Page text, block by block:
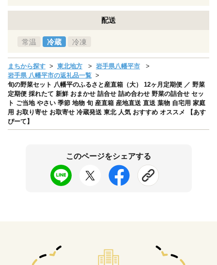
配送
常温 冷蔵 冷凍
まちから探す 東北地方
岩手県八幡平市
岩手県 八幡平市の返礼品一覧
旬の野菜セット 八幡平のふるさと産直箱（大） 12ヶ月定期便 ／ 野菜
定期便 採れたて 新鮮 おまかせ 詰合せ 詰め合わせ 野菜の詰合せ セッ
ト ご当地 やさい 季節 地物 旬 産直箱 産地直送 直送 葉物 自宅用 家庭
用 お取り寄せ お取寄せ 冷蔵発送 東北 人気 おすすめ オススメ 【あす
ぴーて】
このページをシェアする